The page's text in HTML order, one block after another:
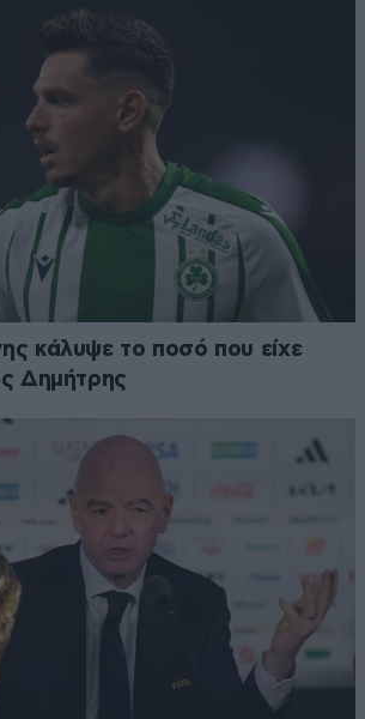
κάλυψε το ποσό που είχε
Δημήτρης